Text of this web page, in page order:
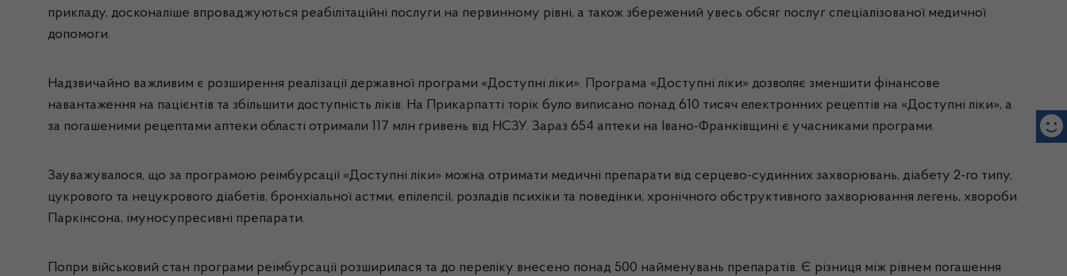
прикладу, досконаліше впроваджуються реабілітаційні послуги на первинному рівні, а також збережений увесь обсяг послуг спеціалізованої медичної
допомоги.
Надзвичайно важливим є розширення реалізації державної програми «Доступні ліки». Програма «Доступні ліки» дозволяє зменшити фінансове
навантаження на пацієнтів та збільшити доступність ліків. На Прикарпатті торік було виписано понад 610 тисяч електронних рецептів на «Доступні ліки», а
за погашеними рецептами аптеки області отримали 117 млн гривень від НСЗУ. Зараз 654 аптеки на Івано-Франківщині є учасниками програми.
Зауважувалося, що за програмою реімбурсації «Доступні ліки» можна отримати медичні препарати від серцево-судинних захворювань, діабету 2-го типу,
цукрового та нецукрового діабетів, бронхіальної астми, епілепсії, розладів психіки та поведінки, хронічного обструктивного захворювання легень, хвороби
Паркінсона, імуносупресивні препарати.
Попри військовий стан програми реімбурсації розширилася та до переліку внесено понад 500 найменувань препаратів. Є різниця між рівнем погашення